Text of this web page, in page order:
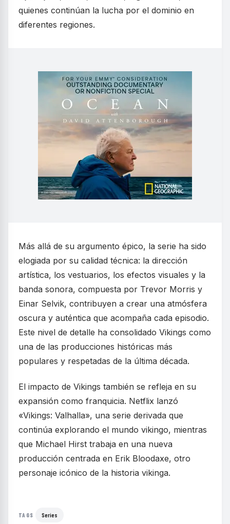
quienes continúan la lucha por el dominio en
diferentes regiones.
Más allá de su argumento épico, la serie ha sido
elogiada por su calidad técnica: la dirección
artística, los vestuarios, los efectos visuales y la
banda sonora, compuesta por Trevor Morris y
Einar Selvik, contribuyen a crear una atmósfera
oscura y auténtica que acompaña cada episodio.
Este nivel de detalle ha consolidado Vikings como
una de las producciones históricas más
populares y respetadas de la última década.
El impacto de Vikings también se refleja en su
expansión como franquicia. Netflix lanzó
«Vikings: Valhalla», una serie derivada que
continúa explorando el mundo vikingo, mientras
que Michael Hirst trabaja en una nueva
producción centrada en Erik Bloodaxe, otro
personaje icónico de la historia vikinga.
TAGS Series